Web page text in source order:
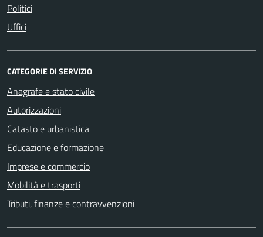
Politici
Uffici
CATEGORIE DI SERVIZIO
Anagrafe e stato civile
Autorizzazioni
Catasto e urbanistica
Educazione e formazione
Imprese e commercio
Mobilità e trasporti
Tributi, finanze e contravvenzioni